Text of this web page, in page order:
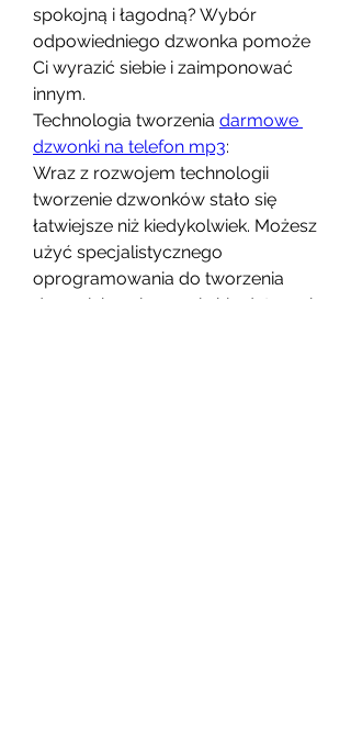
spokojną i łagodną? Wybór
odpowiedniego dzwonka pomoże
Ci wyrazić siebie i zaimponować
innym.
Technologia tworzenia darmowe
dzwonki na telefon mp3:
Wraz z rozwojem technologii
tworzenie dzwonków stało się
łatwiejsze niż kiedykolwiek. Możesz
użyć specjalistycznego
oprogramowania do tworzenia
dzwonków, aby wyciąć i edytować